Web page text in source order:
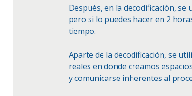
Después, en la decodificación,
pero si lo puedes hacer en 2
tiempo.
Aparte de la decodificación, se
reales en donde creamos
y comunicarse inherentes al